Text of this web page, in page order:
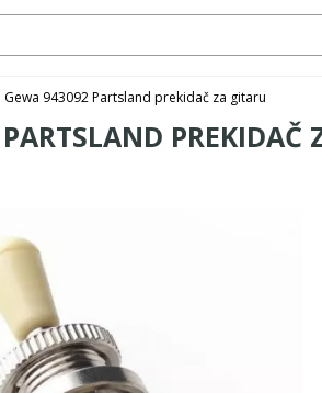
Gewa 943092 Partsland prekidač za gitaru
PREKIDAČ